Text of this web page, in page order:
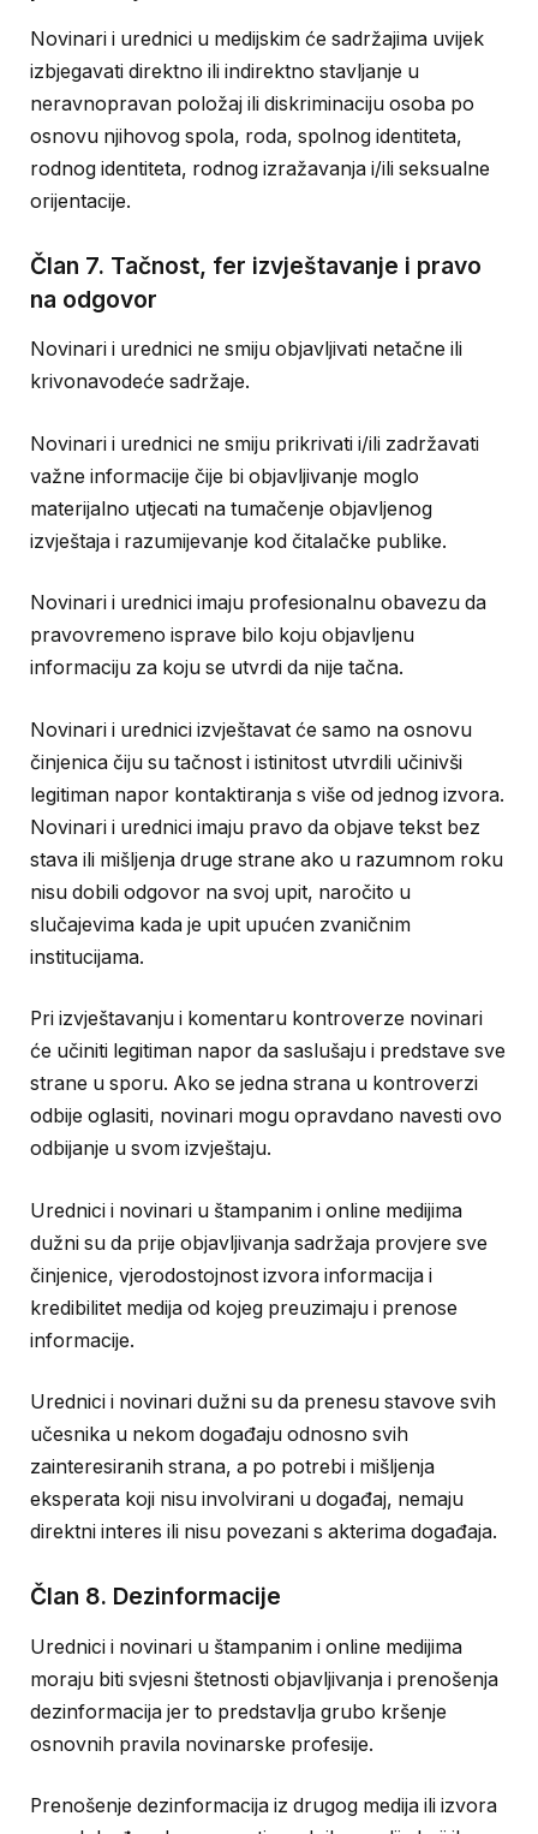
Novinari i urednici u medijskim će sadržajima uvijek
izbjegavati direktno ili indirektno stavljanje u
neravnopravan položaj ili diskriminaciju osoba po
osnovu njihovog spola, roda, spolnog identiteta,
rodnog identiteta, rodnog izražavanja i/ili seksualne
orijentacije.
Član 7. Tačnost, fer izvještavanje i pravo
na odgovor
Novinari i urednici ne smiju objavljivati netačne ili
krivonavodeće sadržaje.
Novinari i urednici ne smiju prikrivati i/ili zadržavati
važne informacije čije bi objavljivanje moglo
materijalno utjecati na tumačenje objavljenog
izvještaja i razumijevanje kod čitalačke publike.
Novinari i urednici imaju profesionalnu obavezu da
pravovremeno isprave bilo koju objavljenu
informaciju za koju se utvrdi da nije tačna.
Novinari i urednici izvještavat će samo na osnovu
činjenica čiju su tačnost i istinitost utvrdili učinivši
legitiman napor kontaktiranja s više od jednog izvora.
Novinari i urednici imaju pravo da objave tekst bez
stava ili mišljenja druge strane ako u razumnom roku
nisu dobili odgovor na svoj upit, naročito u
slučajevima kada je upit upućen zvaničnim
institucijama.
Pri izvještavanju i komentaru kontroverze novinari
će učiniti legitiman napor da saslušaju i predstave sve
strane u sporu. Ako se jedna strana u kontroverzi
odbije oglasiti, novinari mogu opravdano navesti ovo
odbijanje u svom izvještaju.
Urednici i novinari u štampanim i online medijima
dužni su da prije objavljivanja sadržaja provjere sve
činjenice, vjerodostojnost izvora informacija i
kredibilitet medija od kojeg preuzimaju i prenose
informacije.
Urednici i novinari dužni su da prenesu stavove svih
učesnika u nekom događaju odnosno svih
zainteresiranih strana, a po potrebi i mišljenja
eksperata koji nisu involvirani u događaj, nemaju
direktni interes ili nisu povezani s akterima događaja.
Član 8. Dezinformacije
Urednici i novinari u štampanim i online medijima
moraju biti svjesni štetnosti objavljivanja i prenošenja
dezinformacija jer to predstavlja grubo kršenje
osnovnih pravila novinarske profesije.
Prenošenje dezinformacija iz drugog medija ili izvora